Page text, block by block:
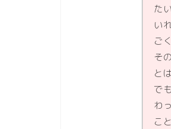
た
い
ご
そ
と
で
わ
こ